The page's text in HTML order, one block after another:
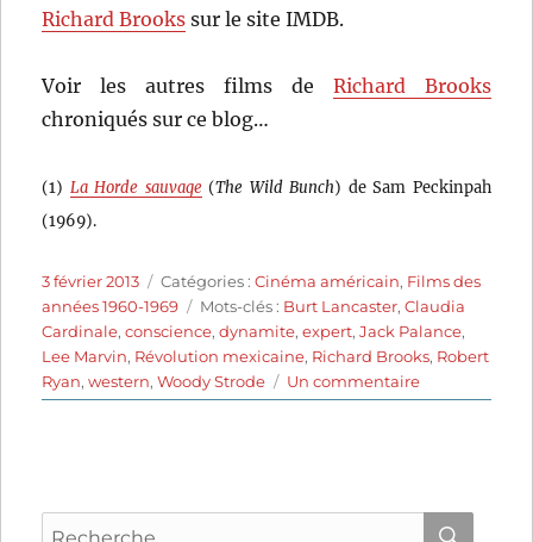
Richard Brooks sur le site IMDB.
Voir les autres films de Richard Brooks
chroniqués sur ce blog…
(1) La Horde sauvage (The Wild Bunch) de Sam Peckinpah
(1969).
Publié
le
3 février 2013 Catégories
Catégories :Cinéma américain, Films des
années 1960-1969
Étiquettes
Mots-clés : Burt Lancaster,Claudia
Cardinale,conscience,dynamite,expert,Jack Palance,
Lee Marvin, Révolution mexicaine, Richard Brooks, Robert
Ryan,western,Woody Strode Un commentairesur
Les
Brooks
Recherche